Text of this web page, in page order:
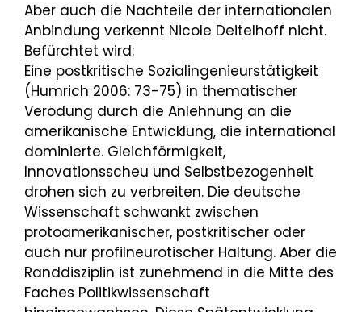
Aber auch die Nachteile der internationalen
Anbindung verkennt Nicole Deitelhoff nicht.
Befürchtet wird:
Eine postkritische Sozialingenieurstätigkeit
(Humrich 2006: 73-75) in thematischer
Verödung durch die Anlehnung an die
amerikanische Entwicklung, die international
dominierte. Gleichförmigkeit,
Innovationsscheu und Selbstbezogenheit
drohen sich zu verbreiten. Die deutsche
Wissenschaft schwankt zwischen
protoamerikanischer, postkritischer oder
auch nur profilneurotischer Haltung. Aber die
Randdisziplin ist zunehmend in die Mitte des
Faches Politikwissenschaft